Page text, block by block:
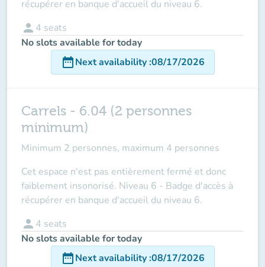
récupérer en banque d'accueil du niveau 6.
person 4 seats
No slots available for today
date_rangeNext availability:08/17/2026
Carrels - 6.04 (2 personnes
minimum)
Minimum 2 personnes, maximum 4 personnes
Cet espace n'est pas entièrement fermé et donc
faiblement insonorisé. Niveau 6 - Badge d'accès à
récupérer en banque d'accueil du niveau 6.
person 4 seats
No slots available for today
date_rangeNext availability:08/17/2026